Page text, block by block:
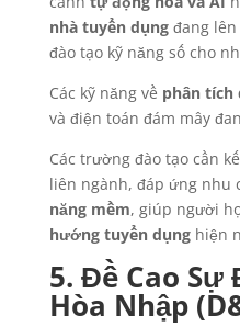
nhà tuyển dụngđang lên
đào tạo kỹ năng số cho
Các kỹ năng về phân tích
và điện toán đám mây
Các trường đào tạo cần
liên ngành, đáp ứng nhu
năng mềm, giúp người
hướng tuyển dụnghiện
5. Đề Cao Sự
Hòa Nhập